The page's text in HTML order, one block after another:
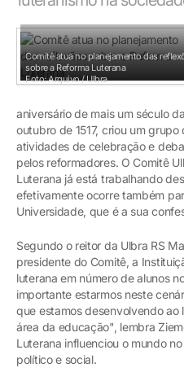
Comitê atua no planejamento das
sobre a Reforma Luterana
Foto: Arquivo / Ulbra
aniversário de mais um século
outubro de 1517, criou um
atividades de celebração e
pelos reformadores. O Comitê
Luterana já está trabalhando
efetivamente ocorre também
Universidade, que é a sua
Segundo o reitor da Ulbra RS
presidente do Comitê, a
luterana em número de alunos
importante estarmos neste
que estamos desenvolvendo ao
área da educação", lembra
Luterana influenciou o mundo
político e social.